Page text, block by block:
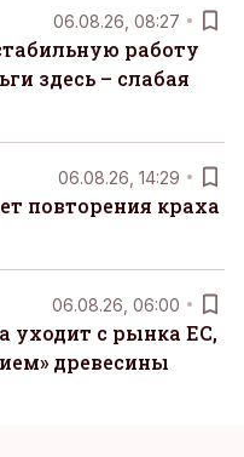
06.08.26, 08:27
работу
здесь – слабая
06.08.26, 14:29
повторения краха
06.08.26, 06:00
уходит с рынка ЕС,
древесины